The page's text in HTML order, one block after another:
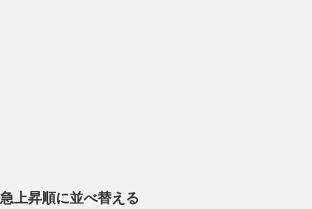
急上昇順に並べ替える